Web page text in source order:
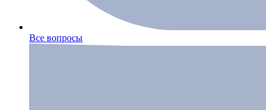
Все вопросы